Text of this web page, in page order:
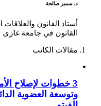
د. سمير صالحة
أستاذ القانون
القانون في جامعة غازي
مقالات الكاتب
3 خطوات لإصلاح
وتوسعة العضوية